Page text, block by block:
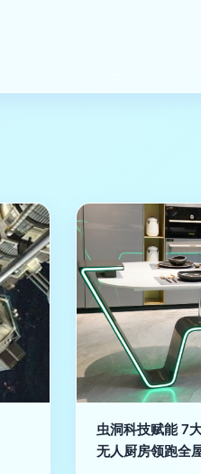
虫洞科技赋能 7
无人厨房领跑全